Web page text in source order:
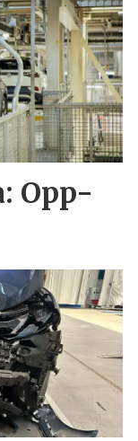
Opp-